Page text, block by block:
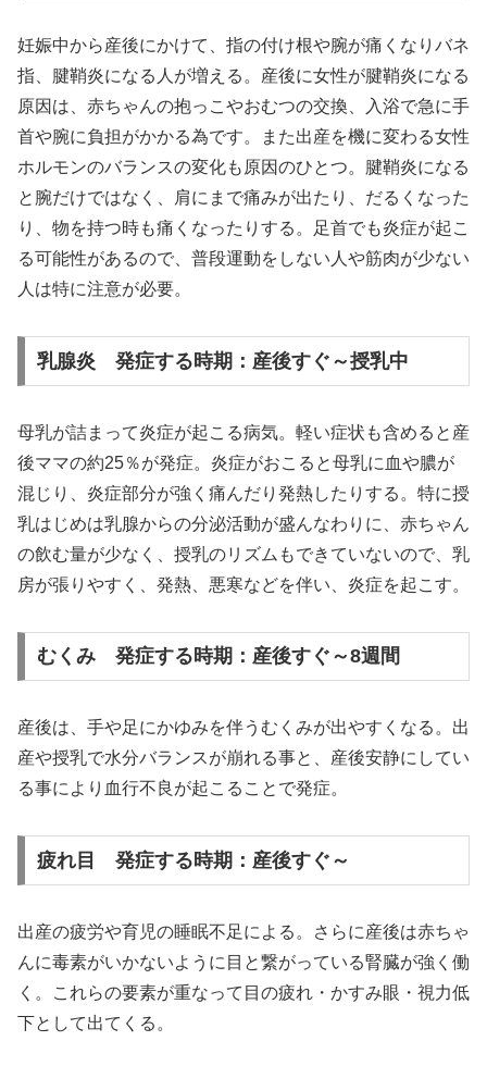
妊娠中から産後にかけて、指の付け根や腕が痛くなりバネ
指、腱鞘炎になる人が増える。産後に女性が腱鞘炎になる
原因は、赤ちゃんの抱っこやおむつの交換、入浴で急に手
首や腕に負担がかかる為です。また出産を機に変わる女性
ホルモンのバランスの変化も原因のひとつ。腱鞘炎になる
と腕だけではなく、肩にまで痛みが出たり、だるくなった
り、物を持つ時も痛くなったりする。足首でも炎症が起こ
る可能性があるので、普段運動をしない人や筋肉が少ない
人は特に注意が必要。
乳腺炎 発症する時期：産後すぐ～授乳中
母乳が詰まって炎症が起こる病気。軽い症状も含めると産
後ママの約25％が発症。炎症がおこると母乳に血や膿が
混じり、炎症部分が強く痛んだり発熱したりする。特に授
乳はじめは乳腺からの分泌活動が盛んなわりに、赤ちゃん
の飲む量が少なく、授乳のリズムもできていないので、乳
房が張りやすく、発熱、悪寒などを伴い、炎症を起こす。
むくみ 発症する時期：産後すぐ～8週間
産後は、手や足にかゆみを伴うむくみが出やすくなる。出
産や授乳で水分バランスが崩れる事と、産後安静にしてい
る事により血行不良が起こることで発症。
疲れ目 発症する時期：産後すぐ～
出産の疲労や育児の睡眠不足による。さらに産後は赤ちゃ
んに毒素がいかないように目と繋がっている腎臓が強く働
く。これらの要素が重なって目の疲れ・かすみ眼・視力低
下として出てくる。